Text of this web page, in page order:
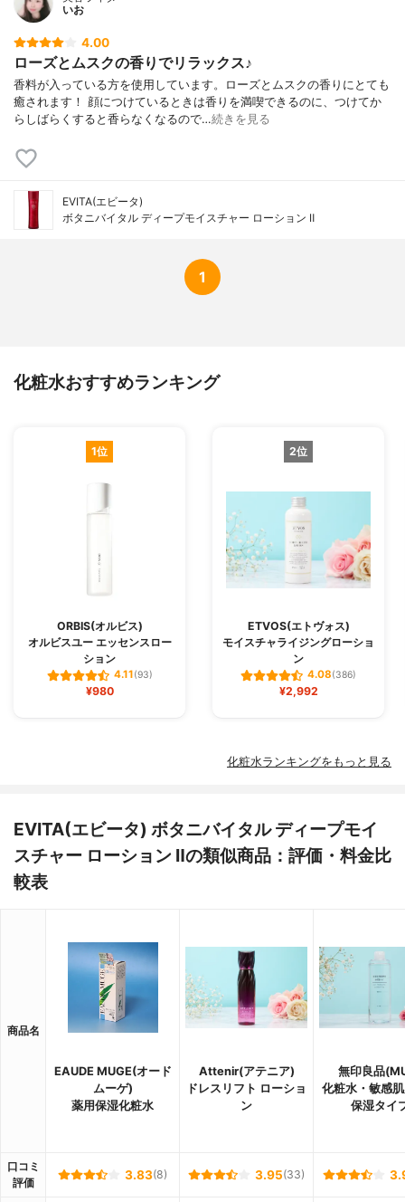
いお
4.00
ローズとムスクの香りでリラックス♪
香料が入っている方を使用しています。ローズとムスクの香りにとても
癒されます！ 顔につけているときは香りを満喫できるのに、つけてか
らしばらくすると香らなくなるので…続きを見る
EVITA(エビータ)
ボタニバイタル ディープモイスチャー ローション Ⅱ
1
化粧水おすすめランキング
1位
ORBIS(オルビス)
オルビスユー エッセンスロー
ション
4.11(93)
¥980
2位
ETVOS(エトヴォス)
モイスチャライジングローショ
ン
4.08(386)
¥2,992
化粧水ランキングをもっと見る
EVITA(エビータ) ボタニバイタル ディープモイ
スチャー ローション Ⅱの類似商品：評価・料金比
較表
商品名
EAUDE MUGE(オード
ムーゲ)
薬用保湿化粧水
Attenir(アテニア)
ドレスリフト ローショ
ン
無印良品
化粧水・敏感
保湿タイ
口コミ
評価
3.83(8) 3.95(33)